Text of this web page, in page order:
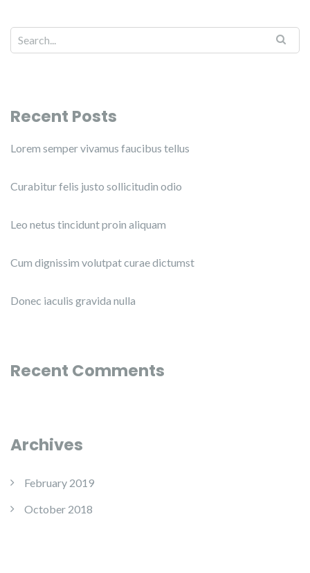
Recent Posts
Lorem semper vivamus faucibus tellus
Curabitur felis justo sollicitudin odio
Leo netus tincidunt proin aliquam
Cum dignissim volutpat curae dictumst
Donec iaculis gravida nulla
Recent Comments
Archives
February 2019
October 2018